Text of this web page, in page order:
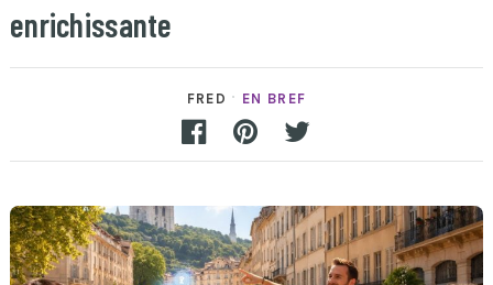
enrichissante
FRED EN BREF